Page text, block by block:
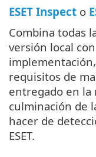
ESET Inspect o
Combina todas
versión local
requisitos de
entregado en la
culminación de
hacer de
ESET.